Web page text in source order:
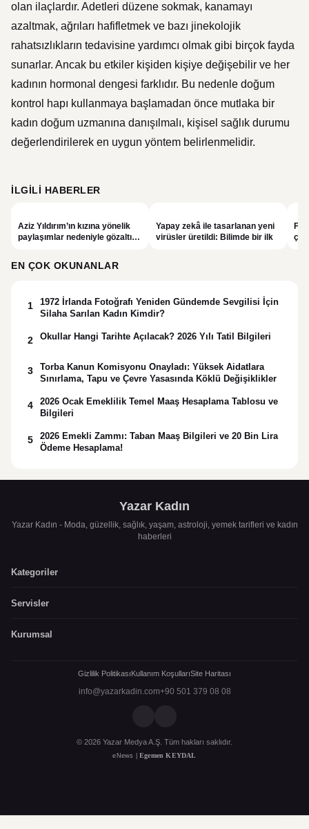
olan ilaçlardır. Adetleri düzene sokmak, kanamayı
azaltmak, ağrıları hafifletmek ve bazı jinekolojik
rahatsızlıkların tedavisine yardımcı olmak gibi birçok fayda
sunarlar. Ancak bu etkiler kişiden kişiye değişebilir ve her
kadının hormonal dengesi farklıdır. Bu nedenle doğum
kontrol hapı kullanmaya başlamadan önce mutlaka bir
kadın doğum uzmanına danışılmalı, kişisel sağlık durumu
değerlendirilerek en uygun yöntem belirlenmelidir.
İLGILI HABERLER
Aziz Yıldırım’ın kızına yönelik
paylaşımlar nedeniyle gözaltına
Yapay zekâ ile tasarlanan yeni
virüsler üretildi: Bilimde bir ilk
EN ÇOK OKUNANLAR
1
1972 İrlanda Fotoğrafı Yeniden Gündemde Sevgilisi İçin
Silaha Sarılan Kadın Kimdir?
2 Okullar Hangi Tarihte Açılacak? 2026 Yılı Tatil Bilgileri
3
Torba Kanun Komisyonu Onayladı: Yüksek Aidatlara
Sınırlama, Tapu ve Çevre Yasasında Köklü Değişiklikler
4
2026 Ocak Emeklilik Temel Maaş Hesaplama Tablosu ve
Bilgileri
5
2026 Emekli Zammı: Taban Maaş Bilgileri ve 20 Bin Lira
Ödeme Hesaplama!
Yazar Kadın
Yazar Kadın - Moda, güzellik, sağlık, yaşam, astroloji, yemek tarifleri ve kadın
haberleri
Kategoriler
Servisler
Kurumsal
Gizlilik PolitikasıKullanım KoşullarıSite Haritası
info@yazarkadin.com+90 501 379 08 08
© 2026 Yazar Medya A.Ş. Tüm hakları saklıdır.
eNews | Egemen KEYDAL